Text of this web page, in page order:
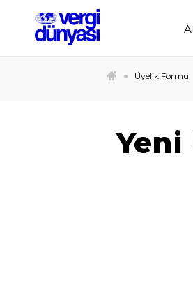
Üyelik Formu